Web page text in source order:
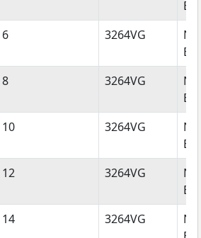
6 3264VG
8 3264VG
10 3264VG
12 3264VG
14 3264VG